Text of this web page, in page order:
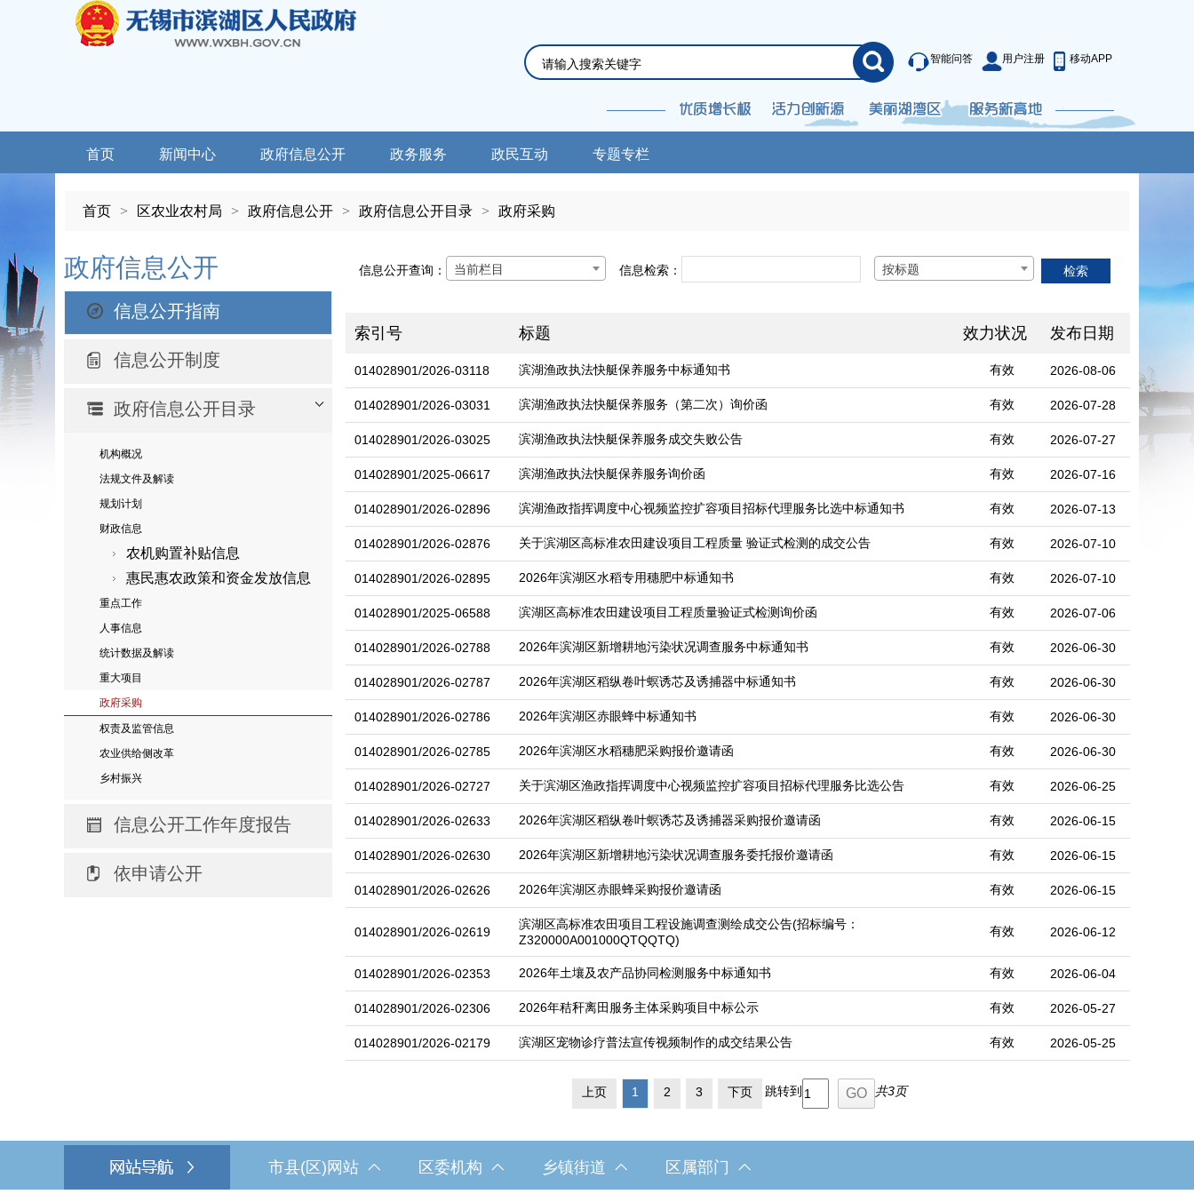
智能问答 用户注册 移动APP
首页 新闻中心 政府信息公开 政务服务 政民互动 专题专栏
首页 > 区农业农村局 > 政府信息公开 > 政府信息公开目录 > 政府采购
政府信息公开
信息公开指南
信息公开制度
政府信息公开目录
机构概况
法规文件及解读
规划计划
财政信息
农机购置补贴信息
惠民惠农政策和资金发放信息
重点工作
人事信息
统计数据及解读
重大项目
政府采购
权责及监管信息
农业供给侧改革
乡村振兴
信息公开工作年度报告
依申请公开
信息公开查询： 当前栏目 信息检索： 按标题
索引号 标题 效力状况 发布日期
014028901/2026-03118 滨湖渔政执法快艇保养服务中标通知书 有效 2026-08-06
014028901/2026-03031 滨湖渔政执法快艇保养服务（第二次）询价函 有效 2026-07-28
014028901/2026-03025 滨湖渔政执法快艇保养服务成交失败公告 有效 2026-07-27
014028901/2025-06617 滨湖渔政执法快艇保养服务询价函 有效 2026-07-16
014028901/2026-02896 滨湖渔政指挥调度中心视频监控扩容项目招标代理服务比选中标通知书 有效 2026-07-13
014028901/2026-02876 关于滨湖区高标准农田建设项目工程质量 验证式检测的成交公告 有效 2026-07-10
014028901/2026-02895 2026年滨湖区水稻专用穗肥中标通知书 有效 2026-07-10
014028901/2025-06588 滨湖区高标准农田建设项目工程质量验证式检测询价函 有效 2026-07-06
014028901/2026-02788 2026年滨湖区新增耕地污染状况调查服务中标通知书 有效 2026-06-30
014028901/2026-02787 2026年滨湖区稻纵卷叶螟诱芯及诱捕器中标通知书 有效 2026-06-30
014028901/2026-02786 2026年滨湖区赤眼蜂中标通知书 有效 2026-06-30
014028901/2026-02785 2026年滨湖区水稻穗肥采购报价邀请函 有效 2026-06-30
014028901/2026-02727 关于滨湖区渔政指挥调度中心视频监控扩容项目招标代理服务比选公告 有效 2026-06-25
014028901/2026-02633 2026年滨湖区稻纵卷叶螟诱芯及诱捕器采购报价邀请函 有效 2026-06-15
014028901/2026-02630 2026年滨湖区新增耕地污染状况调查服务委托报价邀请函 有效 2026-06-15
014028901/2026-02626 2026年滨湖区赤眼蜂采购报价邀请函 有效 2026-06-15
014028901/2026-02619
滨湖区高标准农田项目工程设施调查测绘成交公告(招标编号：
Z320000A001000QTQQTQ)
有效 2026-06-12
014028901/2026-02353 2026年土壤及农产品协同检测服务中标通知书 有效 2026-06-04
014028901/2026-02306 2026年秸秆离田服务主体采购项目中标公示 有效 2026-05-27
014028901/2026-02179 滨湖区宠物诊疗普法宣传视频制作的成交结果公告 有效 2026-05-25
上页 1 2 3 下页 跳转到 共3页
市县(区)网站 区委机构 乡镇街道 区属部门